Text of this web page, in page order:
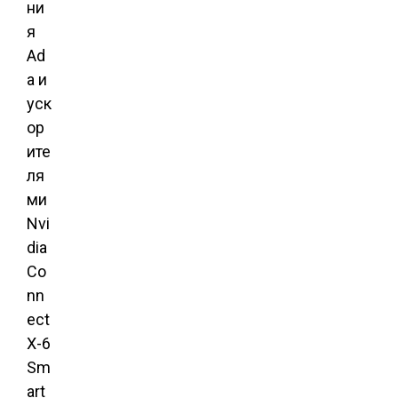
ни
я
Ad
a и
уск
ор
ите
ля
ми
Nvi
dia
Co
nn
ect
X-6
Sm
art